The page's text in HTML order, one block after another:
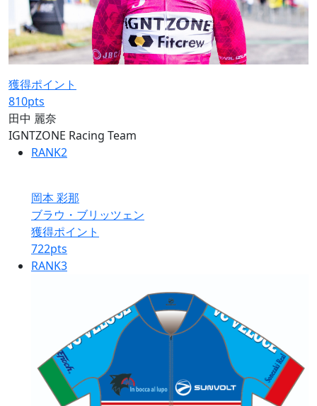
獲得ポイント
810pts
田中 麗奈
IGNTZONE Racing Team
RANK2
岡本 彩那
ブラウ・ブリッツェン
獲得ポイント
722pts
RANK3